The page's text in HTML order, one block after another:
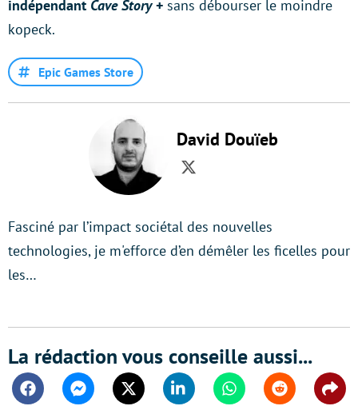
indépendant Cave Story+ sans débourser le moindre
kopeck.
Epic Games Store
David Douïeb
Twitter
Fasciné par l’impact sociétal des nouvelles
technologies, je m'efforce d’en démêler les ficelles pour
les…
La rédaction vous conseille aussi...
FacebookMessengerTwitter Linkedin WhatsappReddit